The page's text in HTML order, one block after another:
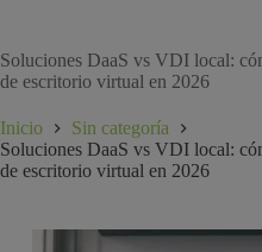
Soluciones DaaS vs VDI local:
de escritorio virtual en 2026
Inicio
Sin categoría
Soluciones DaaS vs VDI local:
de escritorio virtual en 2026